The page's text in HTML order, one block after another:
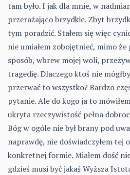
tam było. I jak dla mnie, w
przerażająco brzydkie. Zbyt
tym poradzić. Stałem się więc
nie umiałem zobojętnieć, mimo że
sposób, wbrew mojej woli,
tragedię. Dlaczego ktoś nie
przerwać to wszystko? Bardzo
pytanie. Ale do kogo ja to
ukryta rzeczywistość pełna
Bóg w ogóle nie był brany pod
naprawdę, nie doświadczyłem tej
konkretnej formie. Miałem dość
gdzieś musi być jakaś Wyższa